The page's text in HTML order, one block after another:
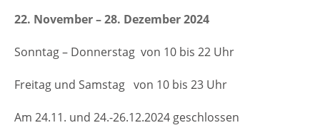
22. November – 28. Dezember 2024
Sonntag – Donnerstag von 10 bis 22 Uhr
Freitag und Samstag von 10 bis 23 Uhr
Am 24.11. und 24.-26.12.2024 geschlossen